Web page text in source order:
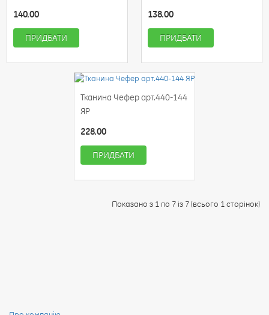
140.00
ПРИДБАТИ
138.00
ПРИДБАТИ
Тканина Чефер арт.440-144
ЯР
228.00
ПРИДБАТИ
Показано з 1 по 7 із 7 (всього 1 сторінок)